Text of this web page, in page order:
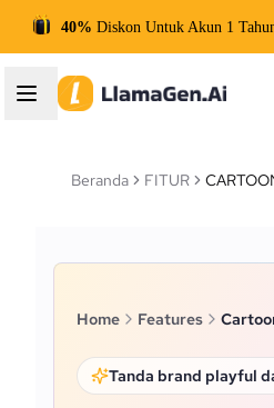
40% Diskon Untuk Akun 1
Beranda FITUR
Home Features
Tanda brand playful